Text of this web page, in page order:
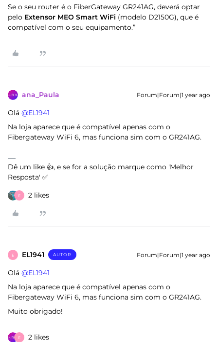
Se o seu router é o FiberGateway GR241AG, deverá optar
pelo Extensor MEO Smart WiFi (modelo D2150G), que é
compatível com o seu equipamento.”
ana_Paula Forum|Forum|1 year ago
Olá ​ @EL1941
Na loja aparece que é compatível apenas com o
Fibergateway WiFi 6, mas funciona sim com o GR241AG.
Dê um like 👍, e se for a solução marque como 'Melhor
Resposta' ✅
E 2 likes
E EL1941 AUTOR Forum|Forum|1 year ago
Olá ​ @EL1941
Na loja aparece que é compatível apenas com o
Fibergateway WiFi 6, mas funciona sim com o GR241AG.
Muito obrigado!
E 2 likes